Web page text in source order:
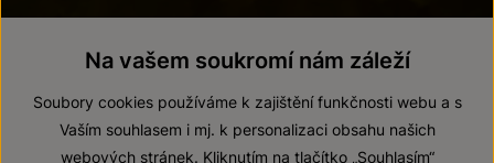
Na vašem soukromí nám záleží
Soubory cookies používáme k zajištění funkčnosti webu a s
Vaším souhlasem i mj. k personalizaci obsahu našich
webových stránek. Kliknutím na tlačítko „Souhlasím“